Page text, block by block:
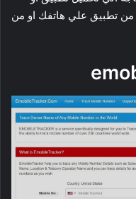
من تطبيق علي هاتفك او من